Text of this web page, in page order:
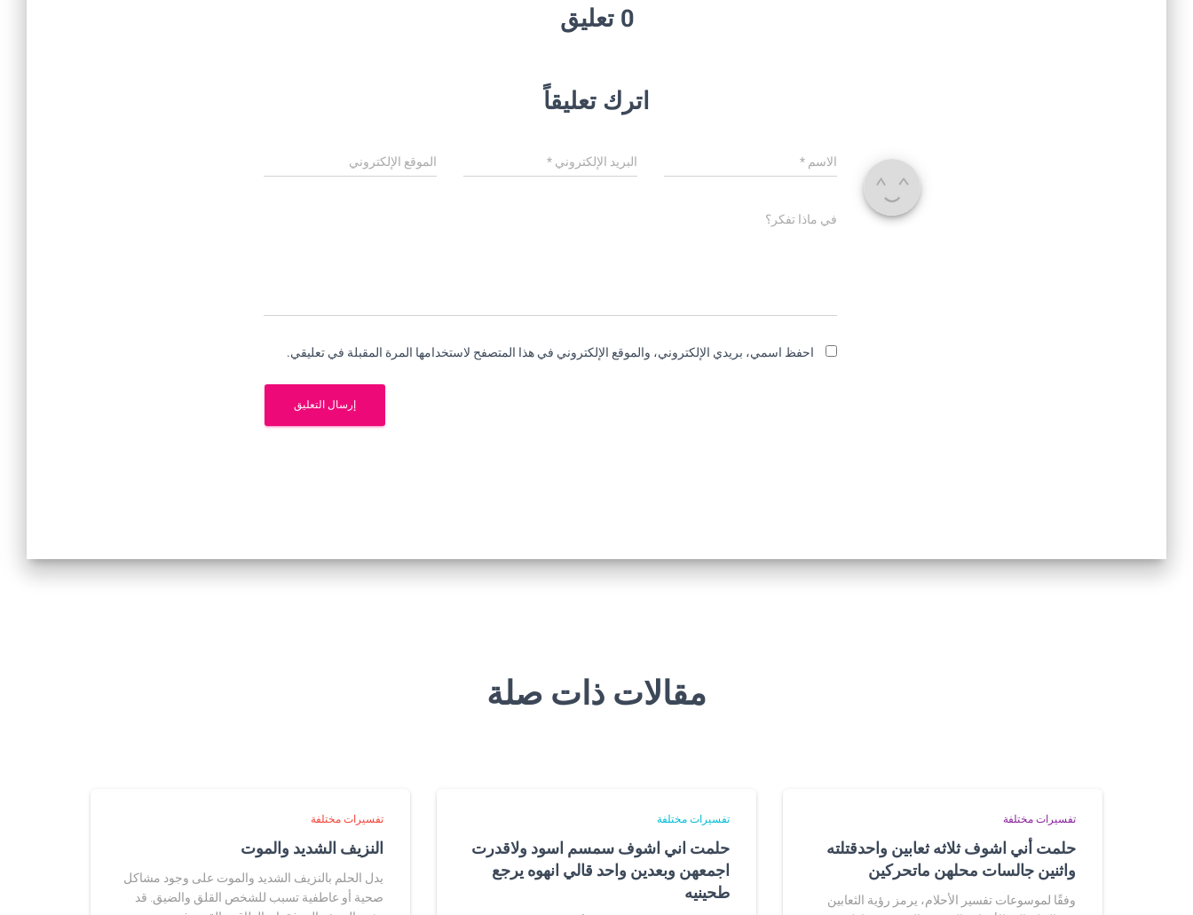
0 تعليق
اترك تعليقاً
الاسم * البريد الإلكتروني* الموقع الإلكتروني
في ماذا تفكر؟
احفظ اسمي، بريدي الإلكتروني، والموقع الإلكتروني في هذا المتصفح لاستخدامها المرة المقبلة في تعليقي.
مقالات ذات صلة
تفسيرات مختلفة
حلمت أني اشوف ثلاثه ثعابين واحدقتلته
واثنين جالسات محلهن ماتحركين
وفقًا لموسوعات تفسير الأحلام، يرمز رؤية الثعابين
تفسيرات مختلفة
حلمت اني اشوف سمسم اسود ولاقدرت
اجمعهن وبعدين واحد قالي انهوه يرجع
طحينيه
تفسيرات مختلفة
النزيف الشديد والموت
يدل الحلم بالنزيف الشديد والموت على وجود مشاكل
صحية أو عاطفية تسبب للشخص القلق والضيق. قد